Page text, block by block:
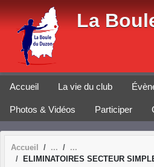
La
Accueil La vie du club
Photos & Vidéos Participer
Accueil
ELIMINATOIRES SECTEUR
Panneau de gestion des cookies